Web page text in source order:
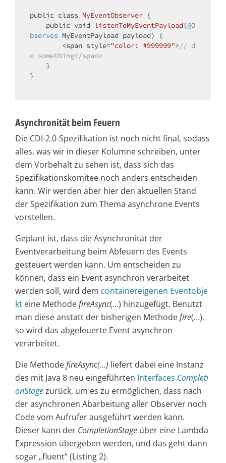
public class MyEventObserver {
public void listenToMyEventPayload (@O
bserves MyEventPayload payload)
{
        <span style=
"color: #999999">// d
o something</span>
}
Asynchronität beim Feuern
Die CDI-2.0-Spezifikation ist noch nicht final, sodass
alles, was wir in dieser Kolumne schreiben, unter
dem Vorbehalt zu sehen ist, dass sich das
Spezifikationskomitee noch anders entscheiden
kann. Wir werden aber hier den aktuellen Stand
der Spezifikation zum Thema asynchrone Events
vorstellen.
Geplant ist, dass die Asynchronität der
Eventverarbeitung beim Abfeuern des Events
gesteuert werden kann. Um entscheiden zu
können, dass ein Event asynchron verarbeitet
werden soll, wird dem containereigenen Eventobje
kt eine MethodefireAsync(…) hinzugefügt. Benutzt
man diese anstatt der bisherigen Methodefire(…),
so wird das abgefeuerte Event asynchron
verarbeitet.
Die MethodefireAsync(…) liefert dabei eine Instanz
des mit Java 8 neu eingeführten Interfaces Completi
onStagezurück, um es zu ermöglichen, dass nach
der asynchronen Abarbeitung aller Observer noch
Code vom Aufrufer ausgeführt werden kann.
Dieser kann der CompletionStage über eine Lambda
Expression übergeben werden, und das geht dann
sogar „fluent“ (Listing 2).